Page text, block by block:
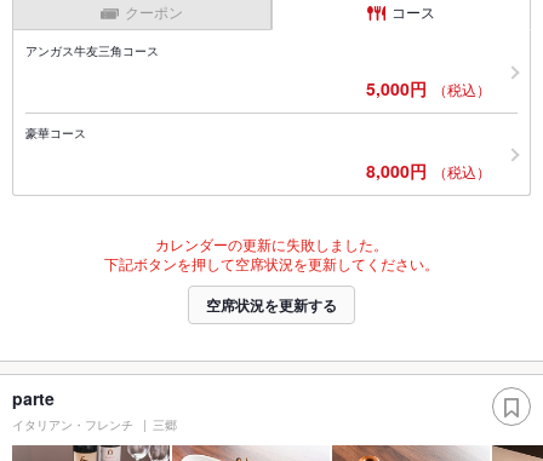
クーポン コース
アンガス牛友三角コース
5,000円 （税込）
豪華コース
8,000円 （税込）
カレンダーの更新に失敗しました。
下記ボタンを押して空席状況を更新してください。
空席状況を更新する
parte
イタリアン・フレンチ 三郷